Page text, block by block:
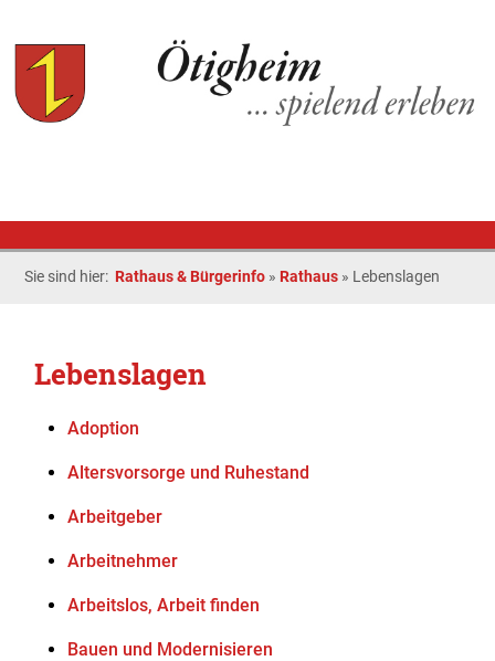
Sie sind hier: Rathaus & Bürgerinfo » Rathaus » Lebenslagen
Lebenslagen
Adoption
Altersvorsorge und Ruhestand
Arbeitgeber
Arbeitnehmer
Arbeitslos, Arbeit finden
Bauen und Modernisieren